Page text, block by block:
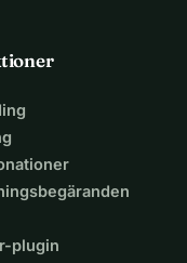
plugin